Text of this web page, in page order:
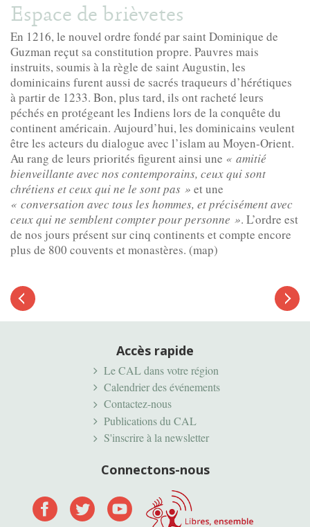
Espace de brièvetes
En 1216, le nouvel ordre fondé par saint Dominique de
Guzman reçut sa constitution propre. Pauvres mais
instruits, soumis à la règle de saint Augustin, les
dominicains furent aussi de sacrés traqueurs d’hérétiques
à partir de 1233. Bon, plus tard, ils ont racheté leurs
péchés en protégeant les Indiens lors de la conquête du
continent américain. Aujourd’hui, les dominicains veulent
être les acteurs du dialogue avec l’islam au Moyen-Orient.
Au rang de leurs priorités figurent ainsi une « amitié
bienveillante avec nos contemporains, ceux qui sont
chrétiens et ceux qui ne le sont pas » et une
« conversation avec tous les hommes, et précisément avec
ceux qui ne semblent compter pour personne ». L’ordre est
de nos jours présent sur cinq continents et compte encore
plus de 800 couvents et monastères. (map)
Article
précédent
Article
suivant
Accès rapide
Le CAL dans votre région
Calendrier des événements
Contactez-nous
Publications du CAL
S'inscrire à la newsletter
Connectons-nous